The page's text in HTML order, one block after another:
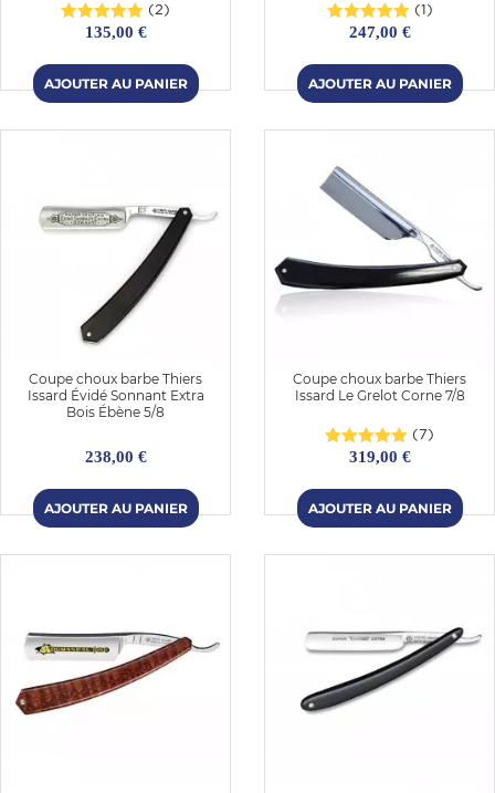
(2)
135,00 €
(1)
247,00 €
Coupe choux barbe Thiers
Issard Évidé Sonnant Extra
Bois Ébène 5/8
238,00 €
Coupe choux barbe Thiers
Issard Le Grelot Corne 7/8
(7)
319,00 €